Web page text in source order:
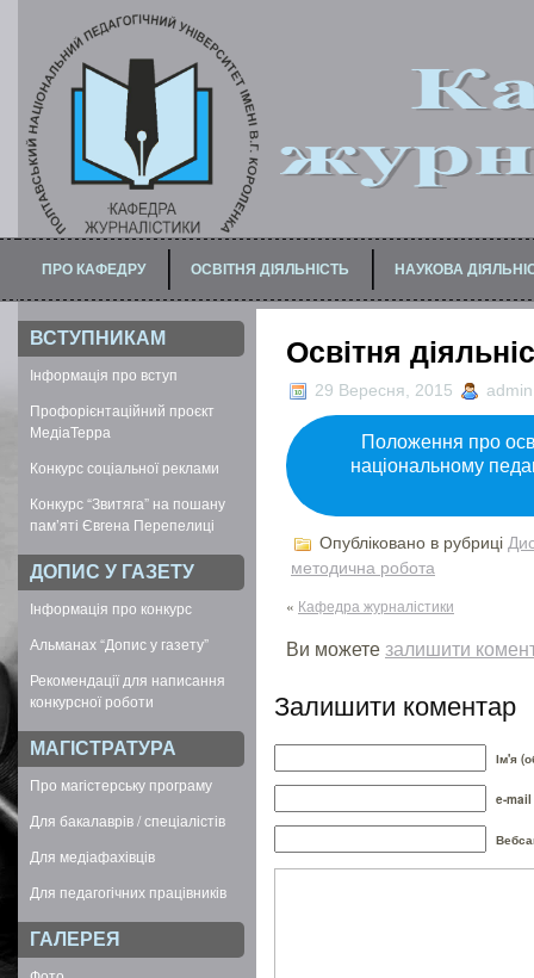
ПРО МАГІСТЕРСЬКУ ПРОГРАМУ ДЛЯ БАКАЛАВРІВ / СПЕЦІАЛІСТІВ
ПРО КАФЕДРУ ОСВІТНЯ ДІЯЛЬНІСТЬ НАУКОВА
ВСТУПНИКАМ
Інформація про вступ
Профорієнтаційний проєкт
МедіаТерра
Конкурс соціальної реклами
Конкурс “Звитяга” на пошану
пам’яті Євгена Перепелиці
ДОПИС У ГАЗЕТУ
Інформація про конкурс
Альманах “Допис у газету”
Рекомендації для написання
конкурсної роботи
МАГІСТРАТУРА
Про магістерську програму
Для бакалаврів / спеціалістів
Для медіафахівців
Для педагогічних працівників
ГАЛЕРЕЯ
Освітня
29 Вересня, 2015 admin
Положення про
національному
Опубліковано в рубриці
методична робота
« Кафедра журналістики
Ви можетезалишити
Залишити коментар
Ім'я
e-mail